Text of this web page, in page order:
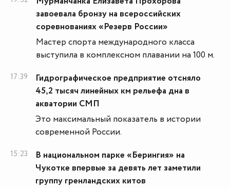
завоевала бронзу на всероссийских
соревнованиях «Резерв России»
Мастер спорта международного класса
выступила в комплексном плавании на 100 м.
17:39
Гидрографическое предприятие отсняло
45,2 тысяч линейных км рельефа дна в
акватории СМП
Это максимальный показатель в истории
современной России.
15:23
В национальном парке «Берингия» на
Чукотке впервые за девять лет заметили
группу гренландских китов